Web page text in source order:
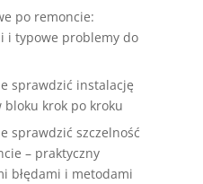
po remoncie:
i typowe problemy do
sprawdzić instalację
krok po kroku
sprawdzić szczelność
– praktyczny
błędami i metodami